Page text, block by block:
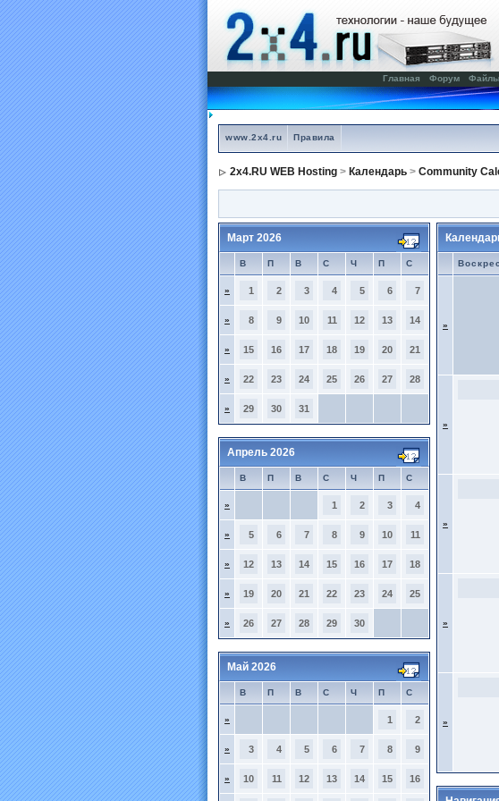
Главная Форум Файлы
www.2x4.ru Правила
2x4.RU WEB Hosting > Календарь > Community
Март 2026
В П В С Ч П С
» 1 2 3 4 5 6 7
» 8 9 10 11 12 13 14
» 15 16 17 18 19 20 21
» 22 23 24 25 26 27 28
» 29 30 31
Апрель 2026
В П В С Ч П С
» 1 2 3 4
» 5 6 7 8 9 10 11
» 12 13 14 15 16 17 18
» 19 20 21 22 23 24 25
» 26 27 28 29 30
Май 2026
В П В С Ч П С
» 1 2
» 3 4 5 6 7 8 9
» 10 11 12 13 14 15 16
»
»
»
»
»